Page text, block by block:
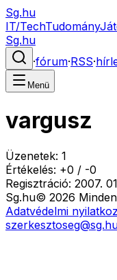
Sg.hu
IT/TechTudomány
Sg.hu
·fórum·RSS·
Menü
vargusz
Üzenetek: 1
Értékelés: +0 / -0
Regisztráció: 2007.
Sg.hu© 2026
Adatvédelmi